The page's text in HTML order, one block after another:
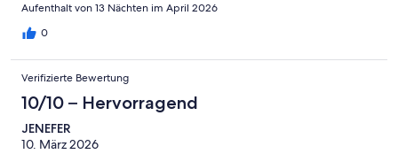
Aufenthalt von 13 Nächten im April 2026
0
Verifizierte Bewertung
10/10 – Hervorragend
JENEFER
10. März 2026